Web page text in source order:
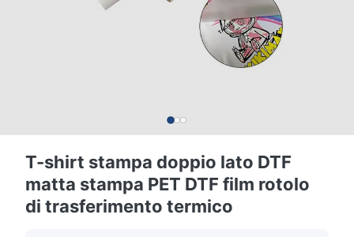
T-shirt stampa doppio lato DTF
matta stampa PET DTF film rotolo
di trasferimento termico